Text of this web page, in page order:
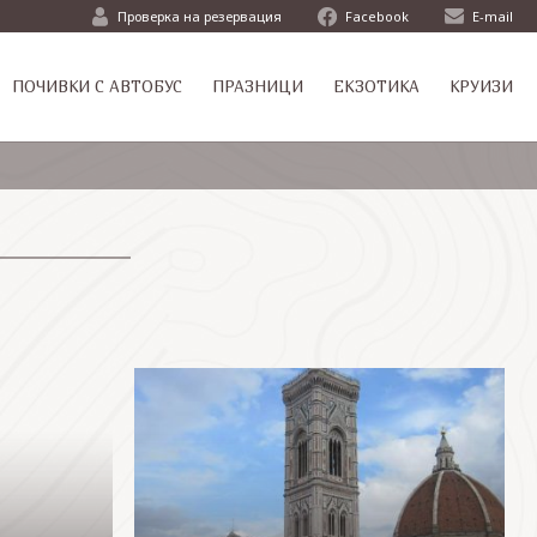
Проверка на резервация Facebook E-mail
ПОЧИВКИ С АВТОБУС ПРАЗНИЦИ ЕКЗОТИКА КРУИЗИ